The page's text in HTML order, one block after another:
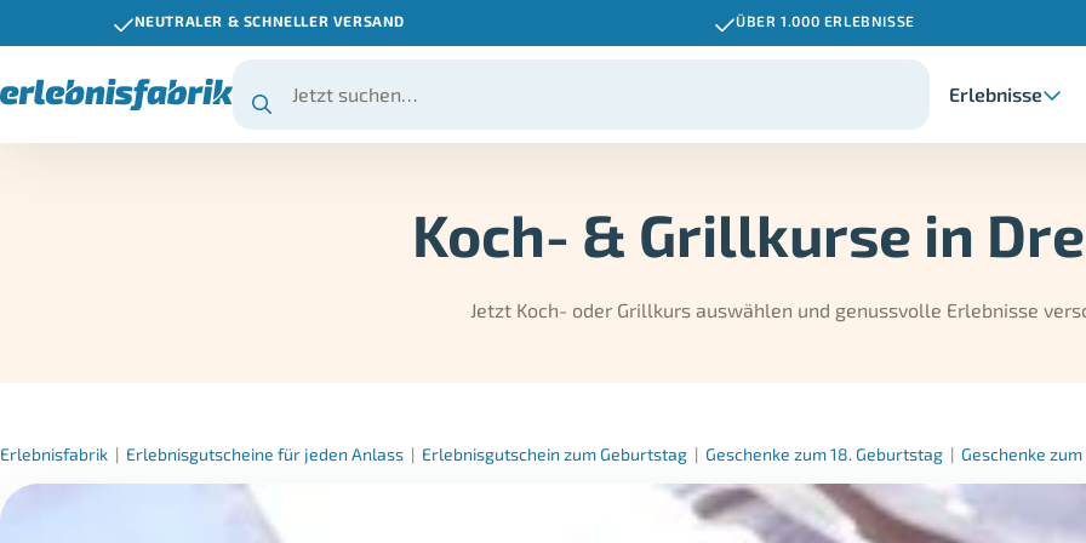
NEUTRALER & SCHNELLER VERSAND ÜBER 1.000 ERLEBNISSE
Erlebnisse
Koch- & Grillkurse in
Jetzt Koch- oder Grillkurs auswählen und genussvolle Erlebnisse
Erlebnisfabrik | Erlebnisgutscheine für jeden Anlass | Erlebnisgutschein zum Geburtstag | Geschenke zum 18. Geburtstag | Geschenke